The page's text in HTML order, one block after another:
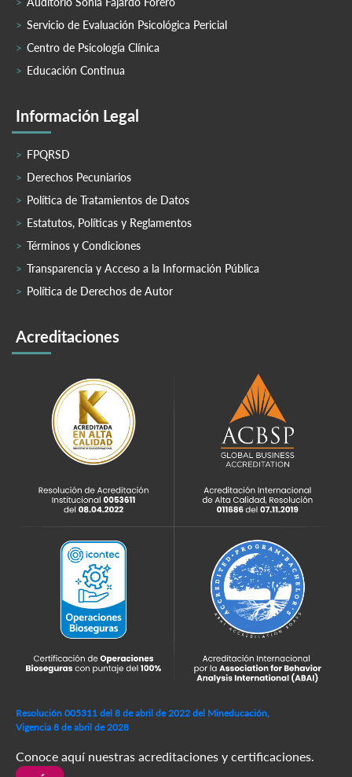
Servicio de Evaluación Psicológica Pericial
Centro de Psicología Clínica
Educación Continua
Información Legal
FPQRSD
Derechos Pecuniarios
Política de Tratamientos de Datos
Estatutos, Políticas y Reglamentos
Términos y Condiciones
Transparencia y Acceso a la Información Pública
Política de Derechos de Autor
Acreditaciones
Resolución 005311 del 8 de abril de 2022 del Mineducación,
Vigencia 8 de abril de 2028
Conoce aquí nuestras acreditaciones y certificaciones.